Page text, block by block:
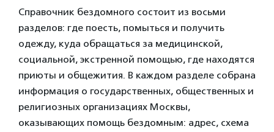
Справочник бездомного состоит из восьми
разделов: где поесть, помыться и получить
одежду, куда обращаться за медицинской,
социальной, экстренной помощью, где находятся
приюты и общежития. В каждом разделе собрана
информация о государственных, общественных и
религиозных организациях Москвы,
оказывающих помощь бездомным: адрес, схема